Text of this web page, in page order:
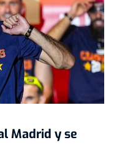
Madrid y se